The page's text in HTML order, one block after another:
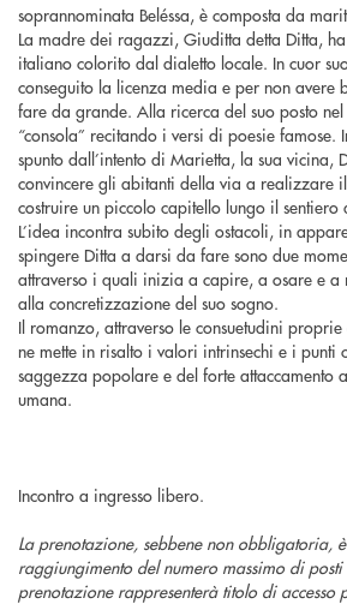
soprannominata Beléssa, è composta da
La madre dei ragazzi, Giuditta detta Ditta,
italiano colorito dal dialetto locale. In cuor
conseguito la licenza media e per non avere
fare da grande. Alla ricerca del suo posto
“consola” recitando i versi di poesie famose.
spunto dall’intento di Marietta, la sua vicina,
convincere gli abitanti della via a realizzare
costruire un piccolo capitello lungo il sentiero
L’idea incontra subito degli ostacoli, in
spingere Ditta a darsi da fare sono due
attraverso i quali inizia a capire, a osare e
alla concretizzazione del suo sogno.
Il romanzo, attraverso le consuetudini
ne mette in risalto i valori intrinsechi e i punti
saggezza popolare e del forte attaccamento
umana.
Incontro a ingresso libero.
La prenotazione, sebbene non obbligatoria,
raggiungimento del numero massimo di
prenotazione rappresenterà titolo di accesso